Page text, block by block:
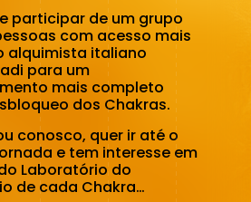
participar de um grupo
com acesso mais
alquimista italiano
para um
mais completo
dos Chakras.
conosco, quer ir até o
e tem interesse em
Laboratório do
de cada Chakra…